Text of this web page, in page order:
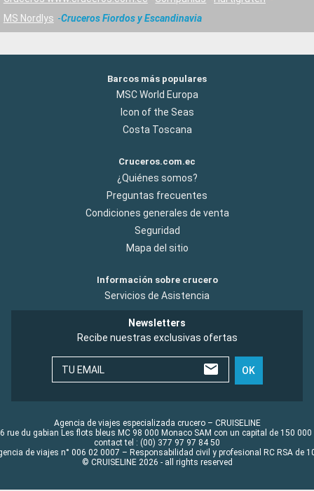
MS Nordlys
Cruceros Fiordos y Escandinavia
Barcos más populares
MSC World Europa
Icon of the Seas
Costa Toscana
Cruceros.com.ec
¿Quiénes somos?
Preguntas frecuentes
Condiciones generales de venta
Seguridad
Mapa del sitio
Información sobre crucero
Servicios de Asistencia
Newsletters
Recibe nuestras exclusivas ofertas
TU EMAIL OK
Agencia de viajes especializada crucero – CRUISELINE
rue du gabian Les flots bleus MC 98 000 Monaco SAM con un capital de 150 000
contact tel : (00) 377 97 97 84 50
de viajes n° 006 02 0007 – Responsabilidad civil y profesional RC RSA de
© CRUISELINE 2026 - all rights reserved